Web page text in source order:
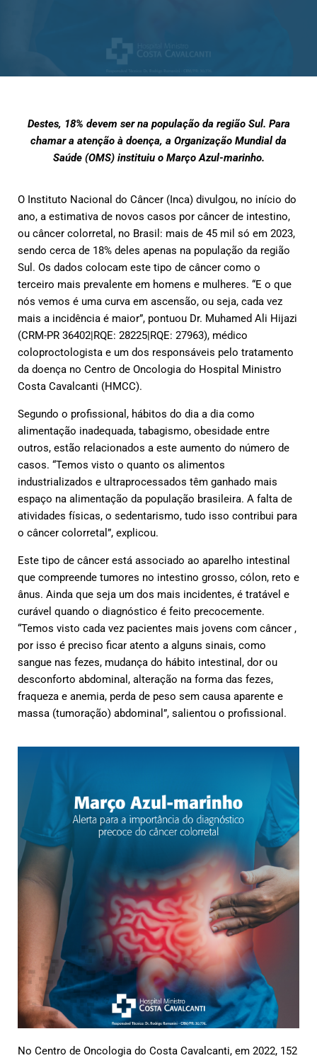
Destes, 18% devem ser na população da região Sul. Para
chamar a atenção à doença, a Organização Mundial da
Saúde (OMS) instituiu o Março Azul-marinho.
O Instituto Nacional do Câncer (Inca) divulgou, no início do
ano, a estimativa de novos casos por câncer de intestino,
ou câncer colorretal, no Brasil: mais de 45 mil só em 2023,
sendo cerca de 18% deles apenas na população da região
Sul. Os dados colocam este tipo de câncer como o
terceiro mais prevalente em homens e mulheres. “E o que
nós vemos é uma curva em ascensão, ou seja, cada vez
mais a incidência é maior”, pontuou Dr. Muhamed Ali Hijazi
(CRM-PR 36402|RQE: 28225|RQE: 27963), médico
coloproctologista e um dos responsáveis pelo tratamento
da doença no Centro de Oncologia do Hospital Ministro
Costa Cavalcanti (HMCC).
Segundo o profissional, hábitos do dia a dia como
alimentação inadequada, tabagismo, obesidade entre
outros, estão relacionados a este aumento do número de
casos. “Temos visto o quanto os alimentos
industrializados e ultraprocessados têm ganhado mais
espaço na alimentação da população brasileira. A falta de
atividades físicas, o sedentarismo, tudo isso contribui para
o câncer colorretal”, explicou.
Este tipo de câncer está associado ao aparelho intestinal
que compreende tumores no intestino grosso, cólon, reto e
ânus. Ainda que seja um dos mais incidentes, é tratável e
curável quando o diagnóstico é feito precocemente.
“Temos visto cada vez pacientes mais jovens com câncer ,
por isso é preciso ficar atento a alguns sinais, como
sangue nas fezes, mudança do hábito intestinal, dor ou
desconforto abdominal, alteração na forma das fezes,
fraqueza e anemia, perda de peso sem causa aparente e
massa (tumoração) abdominal”, salientou o profissional.
No Centro de Oncologia do Costa Cavalcanti, em 2022, 152